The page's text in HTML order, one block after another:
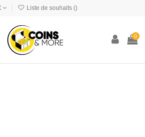
Liste de souhaits ()
0